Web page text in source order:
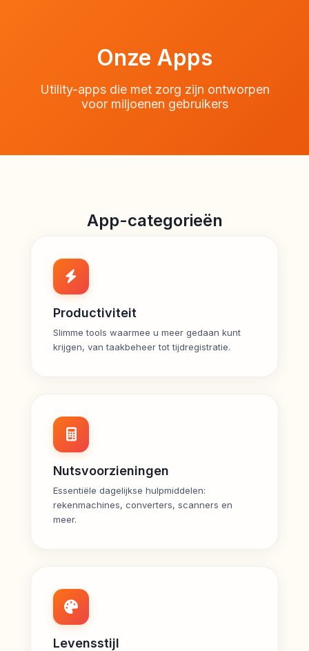
Onze Apps
Utility-apps die met zorg zijn ontworpen
voor miljoenen gebruikers
App-categorieën
Productiviteit
Slimme tools waarmee u meer gedaan kunt
krijgen, van taakbeheer tot tijdregistratie.
Nutsvoorzieningen
Essentiële dagelijkse hulpmiddelen:
rekenmachines, converters, scanners en
meer.
Levensstijl